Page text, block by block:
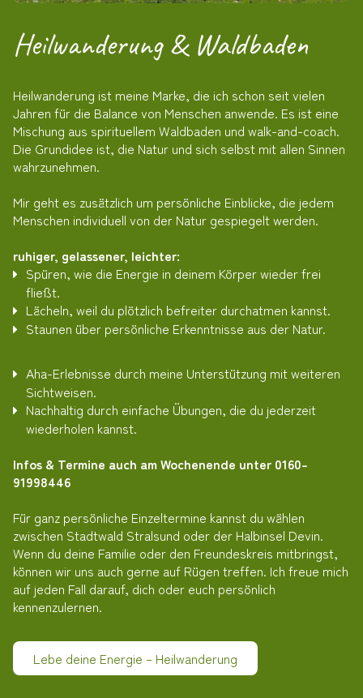
Heilwanderung & Waldbaden
Heilwanderung ist meine Marke, die ich schon seit vielen
Jahren für die Balance von Menschen anwende. Es ist eine
Mischung aus spirituellem Waldbaden und walk-and-coach.
Die Grundidee ist, die Natur und sich selbst mit allen Sinnen
wahrzunehmen.
Mir geht es zusätzlich um persönliche Einblicke, die jedem
Menschen individuell von der Natur gespiegelt werden.
ruhiger, gelassener, leichter:
Spüren, wie die Energie in deinem Körper wieder frei
fließt.
Lächeln, weil du plötzlich befreiter durchatmen kannst.
Staunen über persönliche Erkenntnisse aus der Natur.
Aha-Erlebnisse durch meine Unterstützung mit weiteren
Sichtweisen.
Nachhaltig durch einfache Übungen, die du jederzeit
wiederholen kannst.
Infos & Termine auch am Wochenende unter 0160-
91998446
Für ganz persönliche Einzeltermine kannst du wählen
zwischen Stadtwald Stralsund oder der Halbinsel Devin.
Wenn du deine Familie oder den Freundeskreis mitbringst,
können wir uns auch gerne auf Rügen treffen. Ich freue mich
auf jeden Fall darauf, dich oder euch persönlich
kennenzulernen.
Lebe deine Energie – Heilwanderung